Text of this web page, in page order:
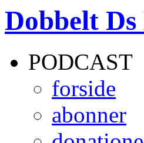
Dobbelt
PODCAST
forside
abonner